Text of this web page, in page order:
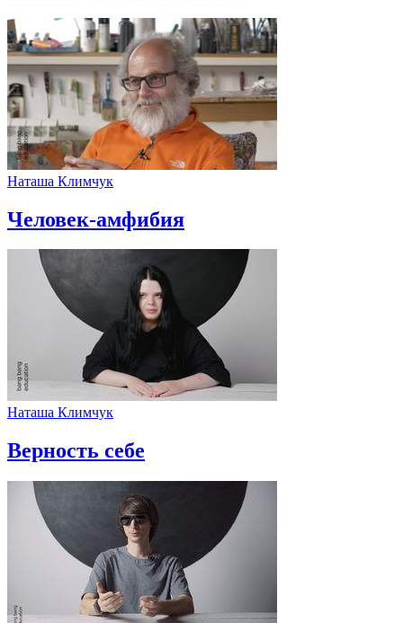
Наташа Климчук
Человек-амфибия
Наташа Климчук
Верность себе